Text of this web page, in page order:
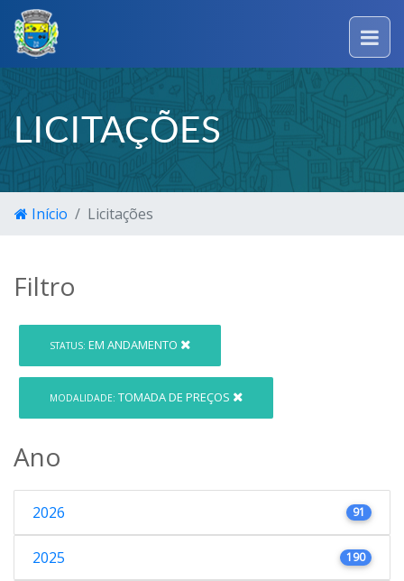
LICITAÇÕES
Início Licitações
Filtro
STATUS: EM ANDAMENTO
MODALIDADE: TOMADA DE PREÇOS
Ano
2026 91
2025 190